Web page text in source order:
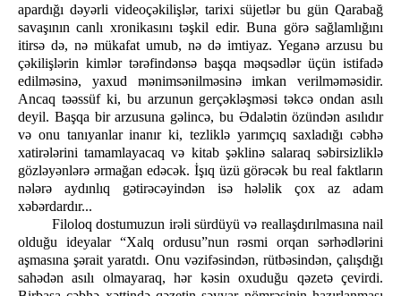
apardığı dəyərli videoçəkilişlər, tarixi süjetlər bu gün Qarabağ
savaşının canlı xronikasını təşkil edir. Buna görə sağlamlığını
itirsə də, nə mükafat umub, nə də imtiyaz. Yeganə arzusu bu
çəkilişlərin kimlər tərəfindənsə başqa məqsədlər üçün istifadə
edilməsinə, yaxud mənimsənilməsinə imkan verilməməsidir.
Ancaq təəssüf ki, bu arzunun gerçəkləşməsi təkcə ondan asılı
deyil. Başqa bir arzusuna gəlincə, bu Ədalətin özündən asılıdır
və onu tanıyanlar inanır ki, tezliklə yarımçıq saxladığı cəbhə
xatirələrini tamamlayacaq və kitab şəklinə salaraq səbirsizliklə
gözləyənlərə ərmağan edəcək. İşıq üzü görəcək bu real faktların
nələrə aydınlıq gətirəcəyindən isə hələlik çox az adam
xəbərdardır...
Filoloq dostumuzun irəli sürdüyü və reallaşdırılmasına nail
olduğu ideyalar “Xalq ordusu”nun rəsmi orqan sərhədlərini
aşmasına şərait yaratdı. Onu vəzifəsindən, rütbəsindən, çalışdığı
sahədən asılı olmayaraq, hər kəsin oxuduğu qəzetə çevirdi.